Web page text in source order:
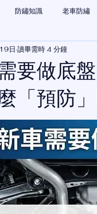
防鏽知識 老車防繡
要做底
「預防
日 讀畢需時 4 分鐘